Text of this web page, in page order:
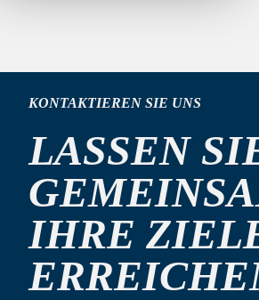
KONTAKTIEREN SIE UNS
LASSEN
IHRE